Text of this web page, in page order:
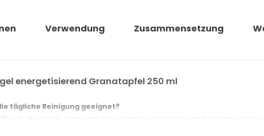
Verwendung Zusammensetzung
energetisierend Granatapfel 250 ml
tägliche Reinigung geeignet?
die reinigt, ohne nach dem Abspülen ein Gefühl von trockener Haut zu
Ursprungs, mit einer frischen Textur, die für die tägliche Dusche